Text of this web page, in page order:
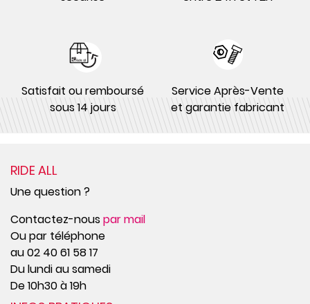
Satisfait ou remboursé
sous 14 jours
Service Après-Vente
et garantie fabricant
RIDE ALL
Une question ?
Contactez-nouspar mail
Ou par téléphone
au 02 40 61 58 17
Du lundi au samedi
De 10h30 à 19h